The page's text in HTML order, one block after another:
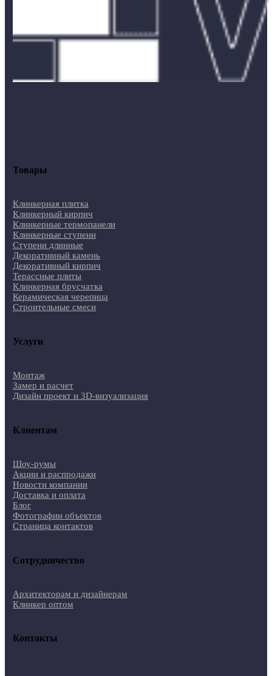
Товары
Клинкерная плитка
Клинкерный кирпич
Клинкерные термопанели
Клинкерные ступени
Ступени длинные
Декоративный камень
Декоративный кирпич
Терассные плиты
Клинкерная брусчатка
Керамическая черепица
Строительные смеси
Услуги
Монтаж
Замер и расчет
Дизайн проект и 3D-визуализация
Клиентам
Шоу-румы
Акции и распродажи
Новости компании
Доставка и оплата
Блог
Фотографии объектов
Страница контактов
Сотрудничество
Архитекторам и дизайнерам
Клинкер оптом
Контакты